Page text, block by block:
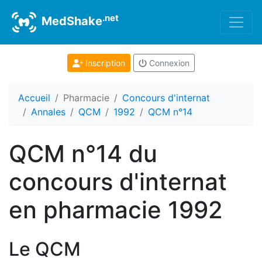
MedShake.net
Inscription Connexion
Accueil Pharmacie
Concours d'internat
Annales
QCM 1992 QCM n°14
QCM n°14 du
concours d'internat
en pharmacie 1992
Le QCM